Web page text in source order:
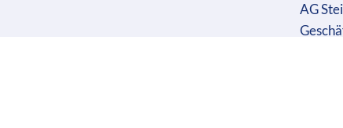
AG